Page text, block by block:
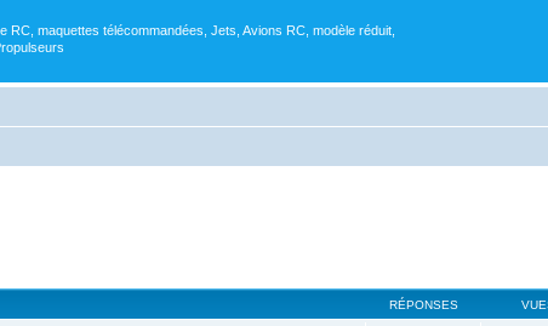
maquettes télécommandées, Jets, Avions RC, modèle réduit,
RÉPONSES